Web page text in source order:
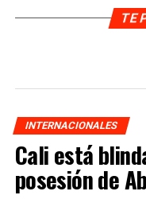
TE
INTERNACIONALES
Cali está
posesión de